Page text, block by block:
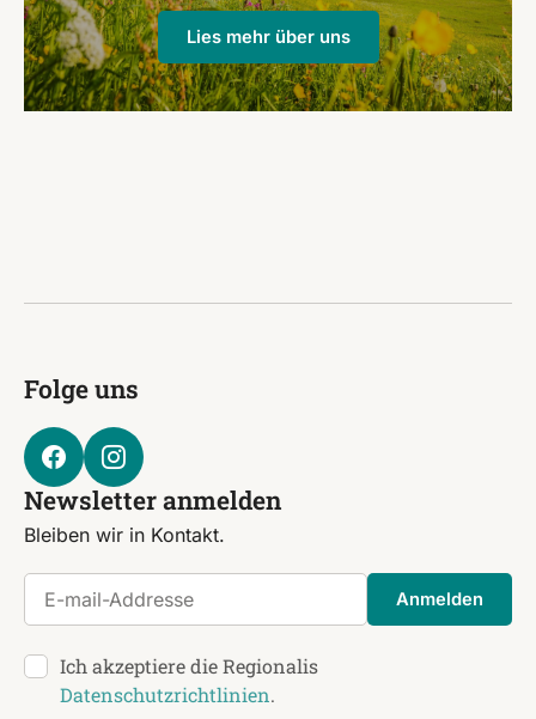
Lies mehr über uns
Folge uns
Newsletter anmelden
Bleiben wir in Kontakt.
Anmelden
Ich akzeptiere die Regionalis
Datenschutzrichtlinien.